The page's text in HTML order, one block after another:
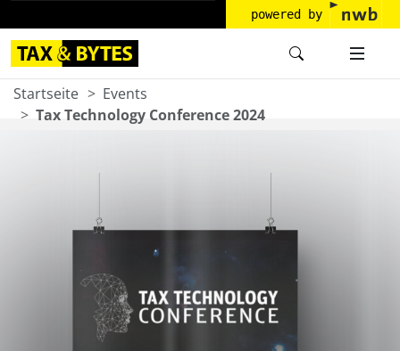
powered by
Startseite
Events
Tax Technology Conference 2024